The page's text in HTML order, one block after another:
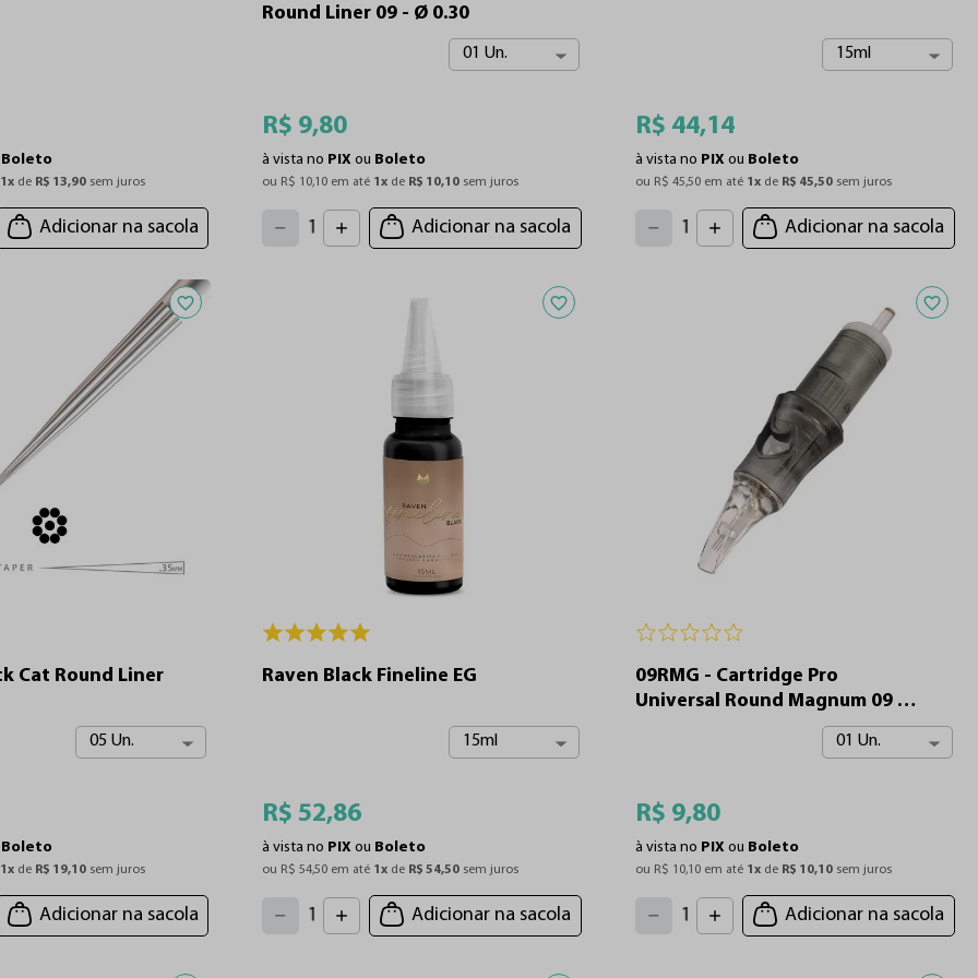
Boleto
1x de R$ 13,90 sem juros
Adicionar na sacola
Round Liner 09 - Ø 0.30
01 Un.
R$ 9,80
à vista no PIX ou Boleto
ou R$ 10,10 em até 1 x de R$ 10,10 sem juros
1 Adicionar na sacola
15ml
R$ 44,14
à vista no PIX ou Boleto
ou R$ 45,50 em até 1 x de R$ 45,50 sem juros
1 Adicionar na sacola
Adicionar aos favoritos
Cat Round Liner
05 Un.
Boleto
1x de R$ 19,10 sem juros
Adicionar na sacola
Adicionar aos favoritos
Raven Black Fineline EG
15ml
R$ 52,86
à vista no PIX ou Boleto
ou R$ 54,50 em até 1 x de R$ 54,50 sem juros
1 Adicionar na sacola
09RMG - Cartridge Pro
Universal Round Magnum 09 -
01 Un.
R$ 9,80
à vista no PIX ou Boleto
ou R$ 10,10 em até 1 x de R$ 10,10 sem juros
1 Adicionar na sacola